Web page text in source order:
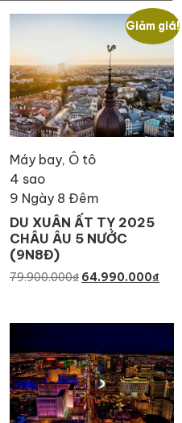
Giảm giá!
Máy bay, Ô tô
4 sao
9 Ngày 8 Đêm
DU XUÂN ẤT TỴ 2025
CHÂU ÂU 5 NƯỚC
(9N8Đ)
79.900.000₫ 64.990.000₫